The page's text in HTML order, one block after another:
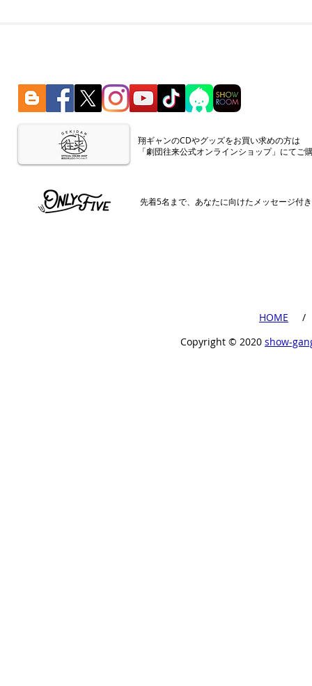
​翔ギャンのCDやグッズをお買い求めの方は
「劇団往来公式オンラインショップ」にてご
先着5名まで、あなたに向けたメッセージ付
​HOME
​ /
Copyright ©︎ 2020 show-